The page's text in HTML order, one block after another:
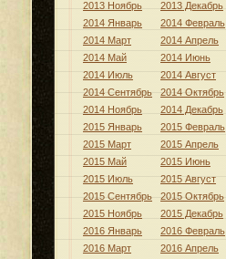
2013 Ноябрь
2013 Декабрь
2014 Январь
2014 Февраль
2014 Март
2014 Апрель
2014 Май
2014 Июнь
2014 Июль
2014 Август
2014 Сентябрь
2014 Октябрь
2014 Ноябрь
2014 Декабрь
2015 Январь
2015 Февраль
2015 Март
2015 Апрель
2015 Май
2015 Июнь
2015 Июль
2015 Август
2015 Сентябрь
2015 Октябрь
2015 Ноябрь
2015 Декабрь
2016 Январь
2016 Февраль
2016 Март
2016 Апрель